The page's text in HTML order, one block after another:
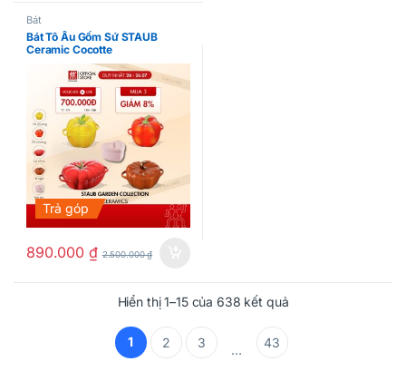
Bát
Bát Tô Âu Gốm Sứ STAUB
Ceramic Cocotte
Trả góp
890.000 ₫ 2.500.000₫
Hiển thị 1–15 của 638 kết quả
1 2 3 … 43